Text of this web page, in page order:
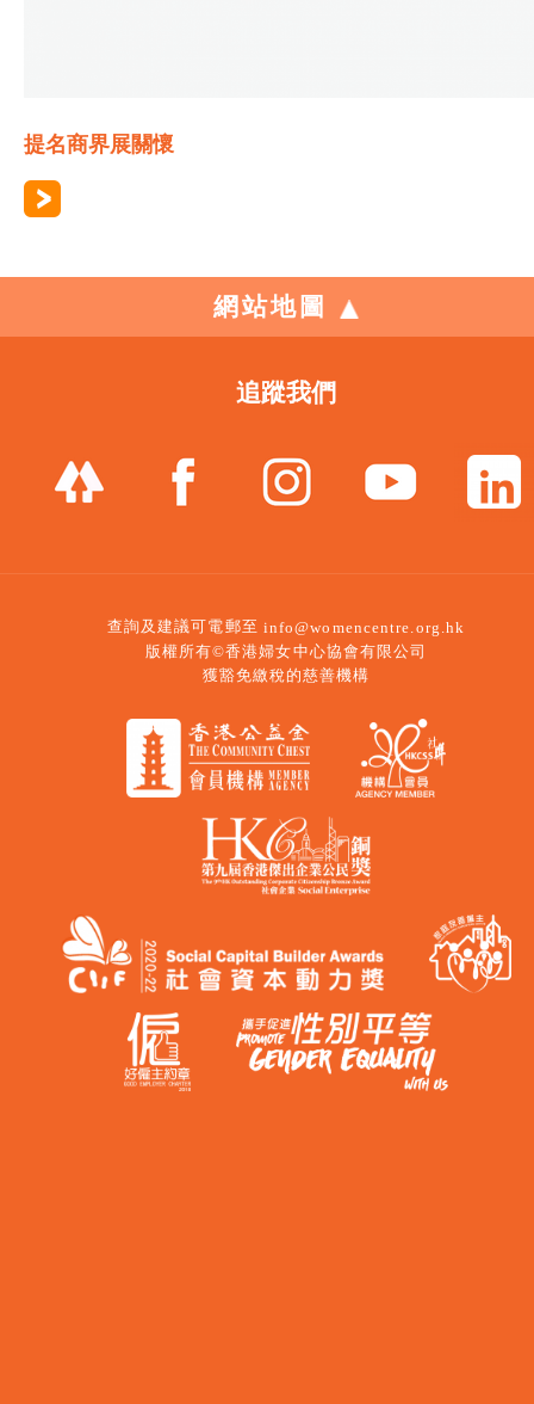
提名商界展關懷
網站地圖
追蹤我們
查詢及建議可電郵至 info@womencentre.org.hk
版權所有©香港婦女中心協會有限公司
獲豁免繳稅的慈善機構